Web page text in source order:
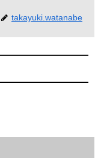
takayuki.watanabe